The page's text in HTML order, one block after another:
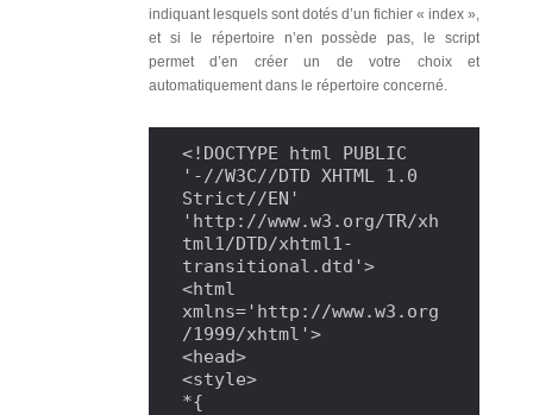
indiquant lesquels sont dotés d’un fichier « index »,
et si le répertoire n’en possède pas, le script
permet d’en créer un de votre choix et
automatiquement dans le répertoire concerné.
<!DOCTYPE html PUBLIC
'-//W3C//DTD XHTML 1.0
Strict//EN'
'http://www.w3.org/TR/xh
tml1/DTD/xhtml1-
transitional.dtd'>
<html
xmlns='http://www.w3.org
/1999/xhtml'>
<head>
<style>
*{